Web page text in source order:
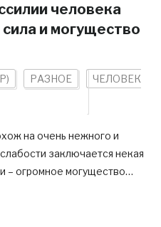
человека
и могущество
РАЗНОЕ ЧЕЛОВЕК
на очень нежного и
заключается некая
– огромное могущество…